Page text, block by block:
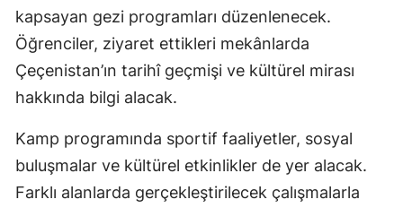
kapsayan gezi programları düzenlenecek.
Öğrenciler, ziyaret ettikleri mekânlarda
Çeçenistan’ın tarihî geçmişi ve kültürel mirası
hakkında bilgi alacak.
Kamp programında sportif faaliyetler, sosyal
buluşmalar ve kültürel etkinlikler de yer alacak.
Farklı alanlarda gerçekleştirilecek çalışmalarla